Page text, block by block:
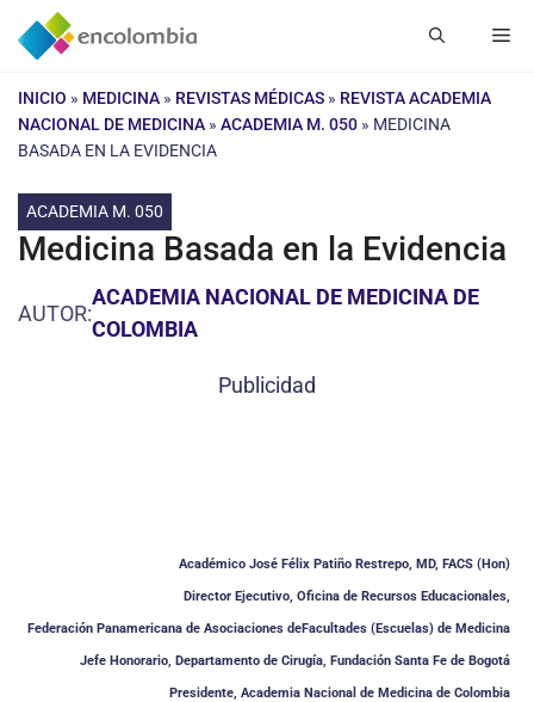
Saltar
INICIO » MEDICINA » REVISTAS MÉDICAS » REVISTA ACADEMIA
NACIONAL DE MEDICINA » ACADEMIA M. 050 » MEDICINA
BASADA EN LA EVIDENCIA
ACADEMIA M. 050
Medicina Basada en la Evidencia
AUTOR:
ACADEMIA NACIONAL DE MEDICINA DE
COLOMBIA
Publicidad
Académico José Félix Patiño Restrepo, MD, FACS (Hon)
Director Ejecutivo, Oficina de Recursos Educacionales,
Federación Panamericana de Asociaciones deFacultades (Escuelas) de Medicina
Jefe Honorario, Departamento de Cirugía, Fundación Santa Fe de Bogotá
Presidente, Academia Nacional de Medicina de Colombia